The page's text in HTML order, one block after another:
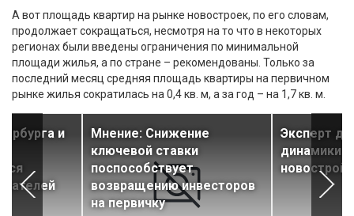
А вот площадь квартир на рынке новостроек, по его словам,
продолжает сокращаться, несмотря на то что в некоторых
регионах были введены ограничения по минимальной
площади жилья, а по стране – рекомендованы. Только за
последний месяц средняя площадь квартиры на первичном
рынке жилья сократилась на 0,4 кв. м, а за год – на 1,7 кв. м.
и
Мнение: Снижение
ключевой ставки
поспособствует
возвращению инвесторов
на первичку
Эксперт
динамики